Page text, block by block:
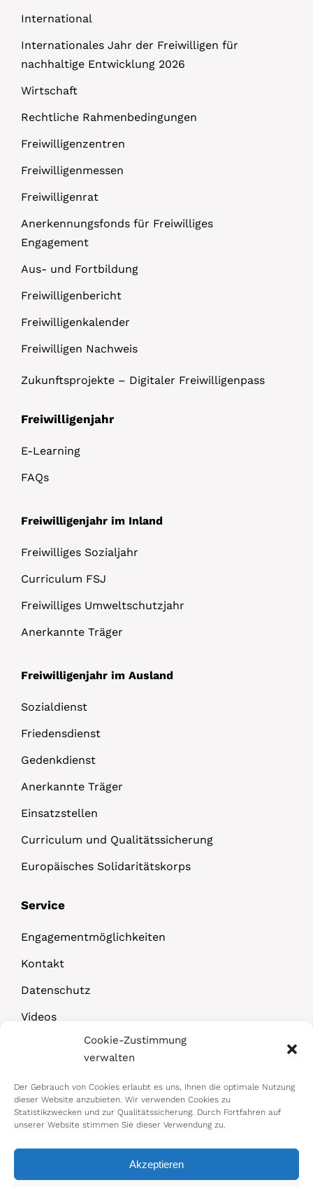
Cookie-Zustimmung
verwalten
Der Gebrauch von Cookies erlaubt es uns, Ihnen die optimale Nutzung
dieser Website anzubieten. Wir verwenden Cookies zu
Statistikzwecken und zur Qualitätssicherung. Durch Fortfahren auf
unserer Website stimmen Sie dieser Verwendung zu.
Akzeptieren
International
Internationales Jahr der Freiwilligen für
nachhaltige Entwicklung 2026
Wirtschaft
Rechtliche Rahmenbedingungen
Freiwilligenzentren
Freiwilligenmessen
Freiwilligenrat
Anerkennungsfonds für Freiwilliges
Engagement
Aus- und Fortbildung
Freiwilligenbericht
Freiwilligenkalender
Freiwilligen Nachweis
Zukunftsprojekte – Digitaler Freiwilligenpass
Freiwilligenjahr
E-Learning
FAQs
Freiwilligenjahr im Inland
Freiwilliges Sozialjahr
Curriculum FSJ
Freiwilliges Umweltschutzjahr
Anerkannte Träger
Freiwilligenjahr im Ausland
Sozialdienst
Friedensdienst
Gedenkdienst
Anerkannte Träger
Einsatzstellen
Curriculum und Qualitätssicherung
Europäisches Solidaritätskorps
Service
Engagementmöglichkeiten
Kontakt
Datenschutz
Videos